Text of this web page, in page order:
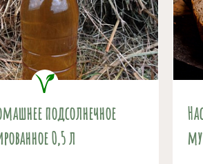
подсолнечное
0,5 л